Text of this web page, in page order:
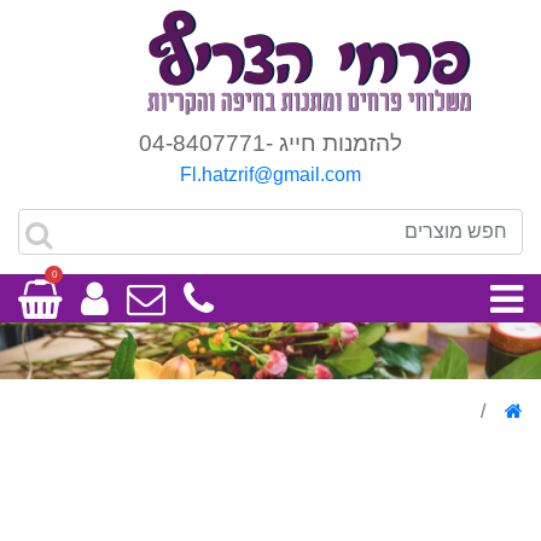
להזמנות חייג -04-8407771
Fl.hatzrif@gmail.com
0